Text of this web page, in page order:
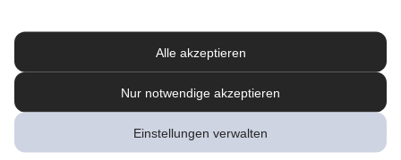
Alle akzeptieren
Nur notwendige akzeptieren
Einstellungen verwalten
Melden Sie sich hier an und sichern Sie
sich Ihren 10% Gutschein* für unsere
Apotheke